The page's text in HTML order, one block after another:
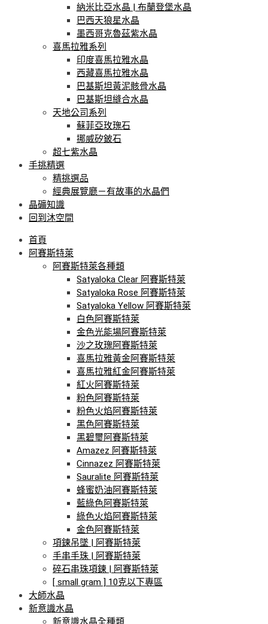
納米比亞水晶 | 布蘭登堡水晶
巴西天狼星水晶
墨西哥克魯茲紫水晶
喜馬拉雅系列
印度喜馬拉雅水晶
西藏喜馬拉雅水晶
巴基斯坦黃泥骸骨水晶
巴基斯坦縫合水晶
天地公司系列
蘇菲亞玫瑰石
挪威矽鈹石
超七紫水晶
手挑精選
精挑選品
經典展覽廳－有故事的水晶們
晶礦知識
回到沐空間
首頁
阿賽斯特萊
阿賽斯特萊各種類
Satyaloka Clear 阿賽斯特萊
Satyaloka Rose 阿賽斯特萊
Satyaloka Yellow 阿賽斯特萊
白色阿賽斯特萊
金色光能場阿賽斯特萊
沙之玫瑰阿賽斯特萊
喜馬拉雅黃金阿賽斯特萊
喜馬拉雅紅金阿賽斯特萊
紅火阿賽斯特萊
粉色阿賽斯特萊
粉色火焰阿賽斯特萊
黑色阿賽斯特萊
黑碧璽阿賽斯特萊
Amazez 阿賽斯特萊
Cinnazez 阿賽斯特萊
Sauralite 阿賽斯特萊
蜂蜜奶油阿賽斯特萊
藍綠色阿賽斯特萊
綠色火焰阿賽斯特萊
金色阿賽斯特萊
項鍊吊墜 | 阿賽斯特萊
手串手珠 | 阿賽斯特萊
碎石串珠項鍊 | 阿賽斯特萊
[ small gram ] 10克以下專區
大師水晶
新意識水晶
新意識水晶全種類